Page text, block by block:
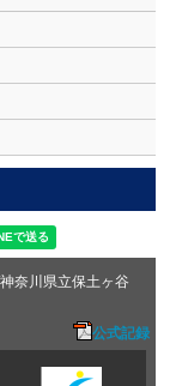
神奈川県立保土ヶ谷
公式記録